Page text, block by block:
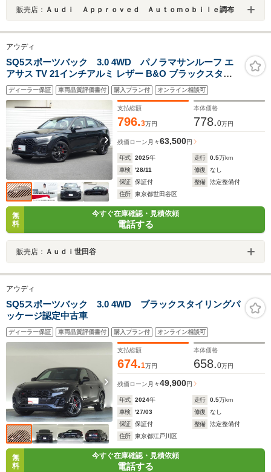
販売店： Ａｕｄｉ Ａｐｐｒｏｖｅｄ Ａｕｔｏｍｏｂｉｌｅ調布
アウディ
SQ5スポーツバック 3.0 4WD パノラマサンルーフ エ
アサス TV 21インチアルミ レザー B&O ブラックスタイ
ル コンフォートP 認定中古車
ディーラー保証 車両品質評価書付 購入プラン付 オンライン相談可
支払総額
796.3万円
本体価格
778.0万円
残価ローン 月々63,500円
年式 2025年 走行 0.5万km
車検
'28/11 修復
なし
保証
保証付 整備
法定整備付
住所
東京都世田谷区
無
料
今すぐ在庫確認・見積依頼
電話する
販売店： Ａｕｄｉ世田谷
アウディ
SQ5スポーツバック 3.0 4WD ブラックスタイリングパ
ッケージ認定中古車
ディーラー保証 車両品質評価書付 購入プラン付 オンライン相談可
支払総額
674.1万円
本体価格
658.0万円
残価ローン 月々49,900円
年式 2024年 走行 0.5万km
車検
'27/03 修復
なし
保証
保証付 整備
法定整備付
住所
東京都江戸川区
無
料
今すぐ在庫確認・見積依頼
電話する